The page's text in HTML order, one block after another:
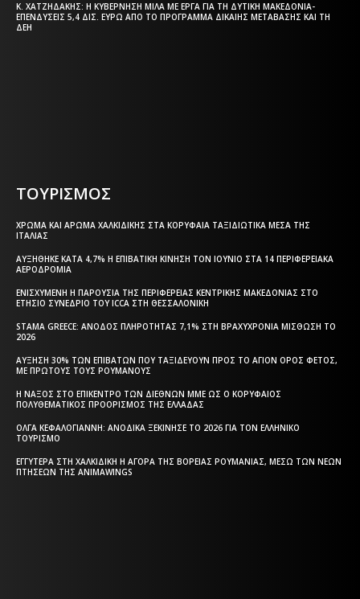
Κ. ΧΑΤΖΗΔΆΚΗΣ: Η ΚΥΒΈΡΝΗΣΗ ΜΙΛΆ ΜΕ ΈΡΓΑ ΓΙΑ ΤΗ ΔΥΤΙΚΉ ΜΑΚΕΔΟΝΊΑ-
ΕΠΕΝΔΎΣΕΙΣ 5,4 ΔΙΣ. ΕΥΡΏ ΑΠΌ ΤΟ ΠΡΌΓΡΑΜΜΑ ΔΊΚΑΙΗΣ ΜΕΤΆΒΑΣΗΣ ΚΑΙ ΤΗ
ΔΕΗ
ΤΟΥΡΙΣΜΟΣ
ΧΡΏΜΑ ΚΑΙ ΆΡΩΜΑ ΧΑΛΚΙΔΙΚΉΣ ΣΤΑ ΚΟΡΥΦΑΊΑ ΤΑΞΙΔΙΩΤΙΚΆ ΜΈΣΑ ΤΗΣ
ΙΤΑΛΊΑΣ
ΑΥΞΉΘΗΚΕ ΚΑΤΆ 4,7% Η ΕΠΙΒΑΤΙΚΉ ΚΊΝΗΣΗ ΤΟΝ ΙΟΎΝΙΟ ΣΤΑ 14 ΠΕΡΙΦΕΡΕΙΑΚΆ
ΑΕΡΟΔΡΌΜΙΑ
ΕΝΙΣΧΥΜΈΝΗ Η ΠΑΡΟΥΣΊΑ ΤΗΣ ΠΕΡΙΦΈΡΕΙΑΣ ΚΕΝΤΡΙΚΉΣ ΜΑΚΕΔΟΝΊΑΣ ΣΤΟ
ΕΤΉΣΙΟ ΣΥΝΈΔΡΙΟ ΤΟΥ ICCA ΣΤΗ ΘΕΣΣΑΛΟΝΊΚΗ
STAMA GREECE: ΆΝΟΔΟΣ ΠΛΗΡΌΤΗΤΑΣ 7,1% ΣΤΗ ΒΡΑΧΥΧΡΌΝΙΑ ΜΊΣΘΩΣΗ ΤΟ
2026
ΑΎΞΗΣΗ 30% ΤΩΝ ΕΠΙΒΑΤΏΝ ΠΟΥ ΤΑΞΙΔΕΎΟΥΝ ΠΡΟΣ ΤΟ ΆΓΙΟΝ ΌΡΟΣ ΦΈΤΟΣ,
ΜΕ ΠΡΏΤΟΥΣ ΤΟΥΣ ΡΟΥΜΆΝΟΥΣ
Η ΝΆΞΟΣ ΣΤΟ ΕΠΊΚΕΝΤΡΟ ΤΩΝ ΔΙΕΘΝΏΝ ΜΜΕ ΩΣ Ο ΚΟΡΥΦΑΊΟΣ
ΠΟΛΥΘΕΜΑΤΙΚΌΣ ΠΡΟΟΡΙΣΜΌΣ ΤΗΣ ΕΛΛΆΔΑΣ
ΌΛΓΑ ΚΕΦΑΛΟΓΙΆΝΝΗ: ΑΝΟΔΙΚΆ ΞΕΚΊΝΗΣΕ ΤΟ 2026 ΓΙΑ ΤΟΝ ΕΛΛΗΝΙΚΌ
ΤΟΥΡΙΣΜΌ
ΕΓΓΎΤΕΡΑ ΣΤΗ ΧΑΛΚΙΔΙΚΉ Η ΑΓΟΡΆ ΤΗΣ ΒΌΡΕΙΑΣ ΡΟΥΜΑΝΊΑΣ, ΜΈΣΩ ΤΩΝ ΝΈΩΝ
ΠΤΉΣΕΩΝ ΤΗΣ ANIMAWINGS